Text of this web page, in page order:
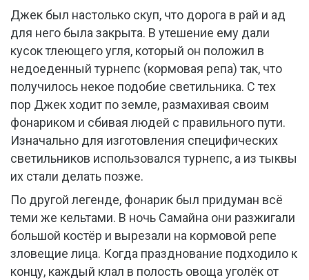
Джек был настолько скуп, что дорога в рай и ад
для него была закрыта. В утешение ему дали
кусок тлеющего угля, который он положил в
недоеденный турнепс (кормовая репа) так, что
получилось некое подобие светильника. С тех
пор Джек ходит по земле, размахивая своим
фонариком и сбивая людей с правильного пути.
Изначально для изготовления специфических
светильников использовался турнепс, а из тыквы
их стали делать позже.
По другой легенде, фонарик был придуман всё
теми же кельтами. В ночь Самайна они разжигали
большой костёр и вырезали на кормовой репе
зловещие лица. Когда празднование подходило к
концу, каждый клал в полость овоща уголёк от